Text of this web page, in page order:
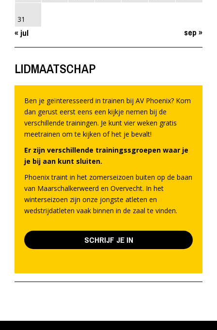
31
« jul sep »
LIDMAATSCHAP
Ben je geïnteresseerd in trainen bij AV Phoenix? Kom
dan gerust eerst eens een kijkje nemen bij de
verschillende trainingen. Je kunt vier weken gratis
meetrainen om te kijken of het je bevalt!
Er zijn verschillende trainingssgroepen waar je
je bij aan kunt sluiten.
Phoenix traint in het zomerseizoen buiten op de baan
van Maarschalkerweerd en Overvecht. In het
winterseizoen zijn onze jongste atleten en
wedstrijdatleten vaak binnen in de zaal te vinden.
SCHRIJF JE IN